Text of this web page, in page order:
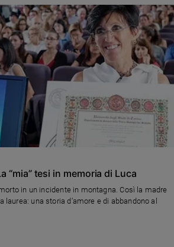
“mia” tesi in memoria di Luca
in un incidente in montagna. Così la madre
laurea: una storia d’amore e di abbandono al